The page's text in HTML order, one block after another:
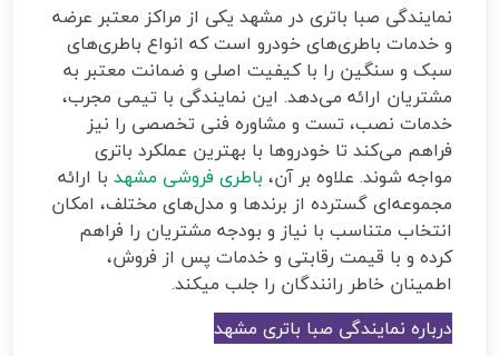
نمایندگی صبا باتری در مشهد یکی از مراکز معتبر عرضه
و خدمات باطری‌های خودرو است که انواع باطری‌های
سبک و سنگین را با کیفیت اصلی و ضمانت معتبر به
مشتریان ارائه می‌دهد. این نمایندگی با تیمی مجرب،
خدمات نصب، تست و مشاوره فنی تخصصی را نیز
فراهم می‌کند تا خودروها با بهترین عملکرد باتری
مواجه شوند. علاوه بر آن، باطری فروشی مشهد با ارائه
مجموعه‌ای گسترده از برندها و مدل‌های مختلف، امکان
انتخاب متناسب با نیاز و بودجه مشتریان را فراهم
کرده و با قیمت رقابتی و خدمات پس از فروش،
اطمینان خاطر رانندگان را جلب میکند.
درباره نمایندگی صبا باتری مشهد